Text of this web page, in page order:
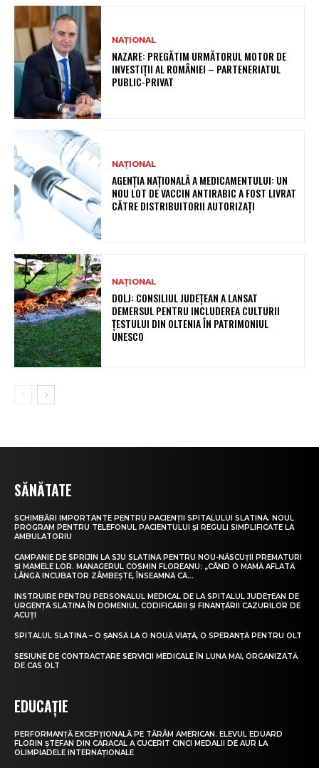
NAȚIONAL
NAZARE: PREGĂTIM URMĂTORUL MOTOR DE
INVESTIȚII AL ROMÂNIEI – PARTENERIATUL
PUBLIC-PRIVAT
NAȚIONAL
AGENȚIA NAȚIONALĂ A MEDICAMENTULUI: UN
NOU LOT DE VACCIN ANTIRABIC A FOST LIVRAT
CĂTRE DISTRIBUITORII AUTORIZAȚI
NAȚIONAL
DOLJ: CONSILIUL JUDEȚEAN A LANSAT
DEMERSUL PENTRU INCLUDEREA CULTURII
ȚESTULUI DIN OLTENIA ÎN PATRIMONIUL
UNESCO
SĂNĂTATE
SCHIMBĂRI IMPORTANTE PENTRU PACIENȚII SPITALULUI SLATINA. NOUL
PROGRAM PENTRU TELEFONUL PACIENTULUI ȘI REGULI SIMPLIFICATE LA
AMBULATORIU
CAMPANIE DE SPRIJIN LA SJU SLATINA PENTRU NOU-NĂSCUȚII PREMATURI
ȘI MAMELE LOR. MANAGERUL COSMIN FLOREANU: „CÂND O MAMĂ AFLATĂ
LÂNGĂ INCUBATOR ZÂMBEȘTE, ÎNSEAMNĂ CĂ...
INSTRUIRE PENTRU PERSONALUL MEDICAL DE LA SPITALUL JUDEȚEAN DE
URGENȚĂ SLATINA ÎN DOMENIUL CODIFICĂRII ȘI FINANȚĂRII CAZURILOR DE
ACUȚI
SPITALUL SLATINA – O ȘANSĂ LA O NOUĂ VIAȚĂ, O SPERANȚĂ PENTRU OLT
SESIUNE DE CONTRACTARE SERVICII MEDICALE ÎN LUNA MAI, ORGANIZATĂ
DE CAS OLT
EDUCAȚIE
PERFORMANȚĂ EXCEPȚIONALĂ PE TĂRÂM AMERICAN. ELEVUL EDUARD
FLORIN ȘTEFAN DIN CARACAL A CUCERIT CINCI MEDALII DE AUR LA
OLIMPIADELE INTERNAȚIONALE